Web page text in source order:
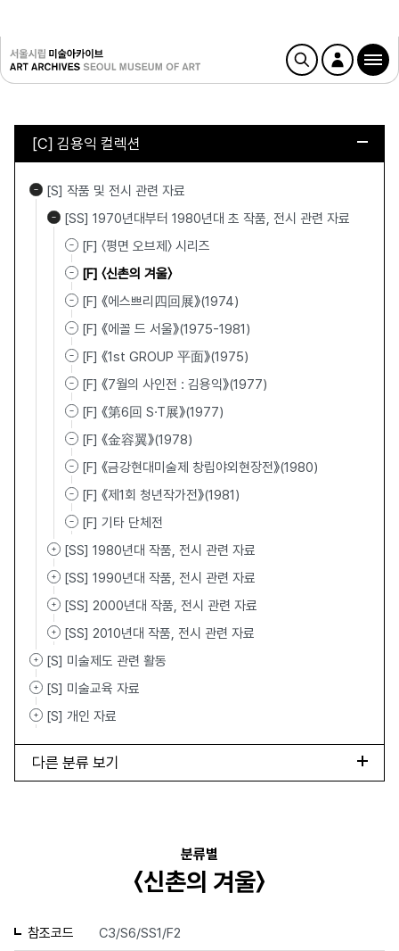
[C] 김용익 컬렉션
[S] 작품 및 전시 관련 자료
[SS] 1970년대부터 1980년대 초 작품, 전시 관련 자료
[F] 〈평면 오브제〉 시리즈
[F] 〈신촌의 겨울〉
[F] 《에스쁘리四回展》(1974)
[F] 《에꼴 드 서울》(1975-1981)
[F] 《1st GROUP 平面》(1975)
[F] 《7월의 사인전 : 김용익》(1977)
[F] 《第6回 S·T展》(1977)
[F] 《金容翼》(1978)
[F] 《금강현대미술제 창립야외현장전》(1980)
[F] 《제1회 청년작가전》(1981)
[F] 기타 단체전
[SS] 1980년대 작품, 전시 관련 자료
[SS] 1990년대 작품, 전시 관련 자료
[SS] 2000년대 작품, 전시 관련 자료
[SS] 2010년대 작품, 전시 관련 자료
[S] 미술제도 관련 활동
[S] 미술교육 자료
[S] 개인 자료
다른 분류 보기
분류별
〈신촌의 겨울〉
참조코드 C3/S6/SS1/F2